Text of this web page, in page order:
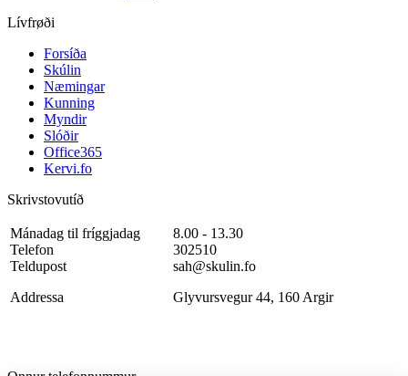
Lívfrøði
Forsíða
Skúlin
Næmingar
Kunning
Myndir
Slóðir
Office365
Kervi.fo
Skrivstovutíð
Mánadag til fríggjadag
Telefon
Teldupost
Addressa
8.00 - 13.30
302510
sah@skulin.fo
Glyvursvegur 44, 160 Argir